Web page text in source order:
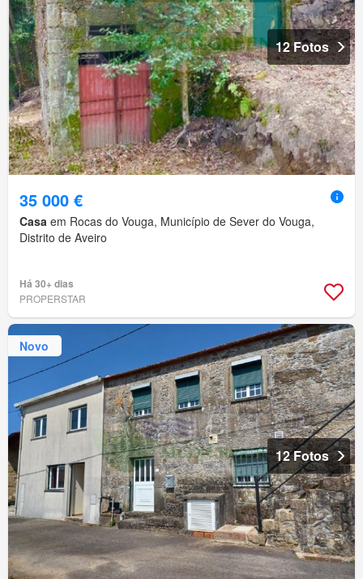
12 Fotos
35 000 €
Casa em Rocas do Vouga, Município de Sever do Vouga,
Distrito de Aveiro
Há 30+ dias
PROPERSTAR
Novo
12 Fotos